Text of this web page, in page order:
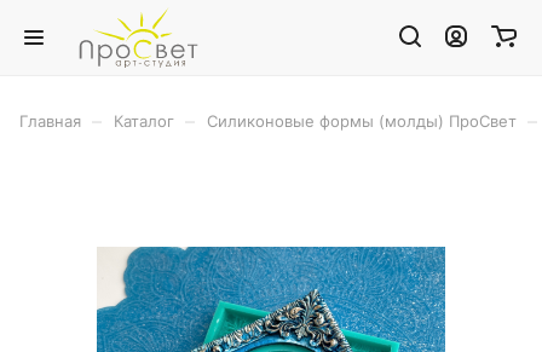
Главная Каталог Силиконовые формы (молды) ПроСвет